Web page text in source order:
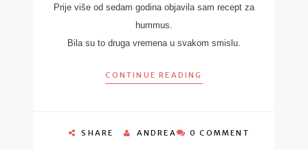
Prije više od sedam godina objavila sam recept za
hummus.
Bila su to druga vremena u svakom smislu.
CONTINUE READING
SHARE ANDREA 0 COMMENT